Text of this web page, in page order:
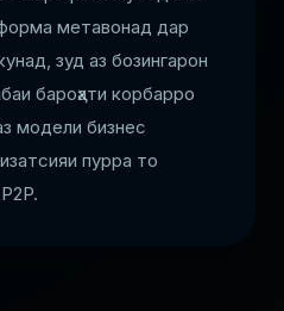
метавонад дар
зуд аз бозингарон
бароҳати корбарро
модели бизнес
пурра то